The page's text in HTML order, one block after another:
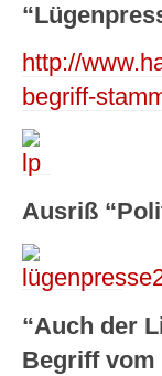
http://
begriff-
Ausriß
“Auch der
Begriff